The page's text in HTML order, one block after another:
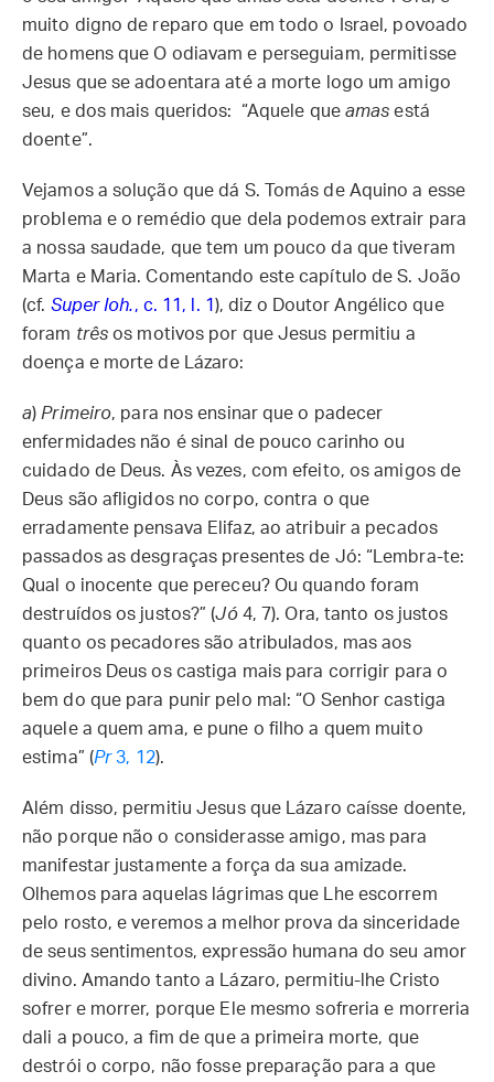
muito digno de reparo que em todo o Israel, povoado
de homens que O odiavam e perseguiam, permitisse
Jesus que se adoentara até a morte logo um amigo
seu, e dos mais queridos: “Aquele que amasestá
doente”.
Vejamos a solução que dá S. Tomás de Aquino a esse
problema e o remédio que dela podemos extrair para
a nossa saudade, que tem um pouco da que tiveram
Marta e Maria. Comentando este capítulo de S. João
(cf. Super Ioh., c. 11, l. 1 ), diz o Doutor Angélico que
foram três os motivos por que Jesus permitiu a
doença e morte de Lázaro:
a) Primeiro, para nos ensinar que o padecer
enfermidades não é sinal de pouco carinho ou
cuidado de Deus. Às vezes, com efeito, os amigos de
Deus são afligidos no corpo, contra o que
erradamente pensava Elifaz, ao atribuir a pecados
passados as desgraças presentes de Jó: “Lembra-te:
Qual o inocente que pereceu? Ou quando foram
destruídos os justos?” (Jó4, 7). Ora, tanto os justos
quanto os pecadores são atribulados, mas aos
primeiros Deus os castiga mais para corrigir para o
bem do que para punir pelo mal: “O Senhor castiga
aquele a quem ama, e pune o filho a quem muito
estima” (Pr3, 12).
Além disso, permitiu Jesus que Lázaro caísse doente,
não porque não o considerasse amigo, mas para
manifestar justamente a força da sua amizade.
Olhemos para aquelas lágrimas que Lhe escorrem
pelo rosto, e veremos a melhor prova da sinceridade
de seus sentimentos, expressão humana do seu amor
divino. Amando tanto a Lázaro, permitiu-lhe Cristo
sofrer e morrer, porque Ele mesmo sofreria e morreria
dali a pouco, a fim de que a primeira morte, que
destrói o corpo, não fosse preparação para a que